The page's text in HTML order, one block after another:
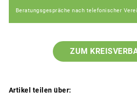
Beratungsgespräche nach telefonischer
ZUM
Artikel teilen über: